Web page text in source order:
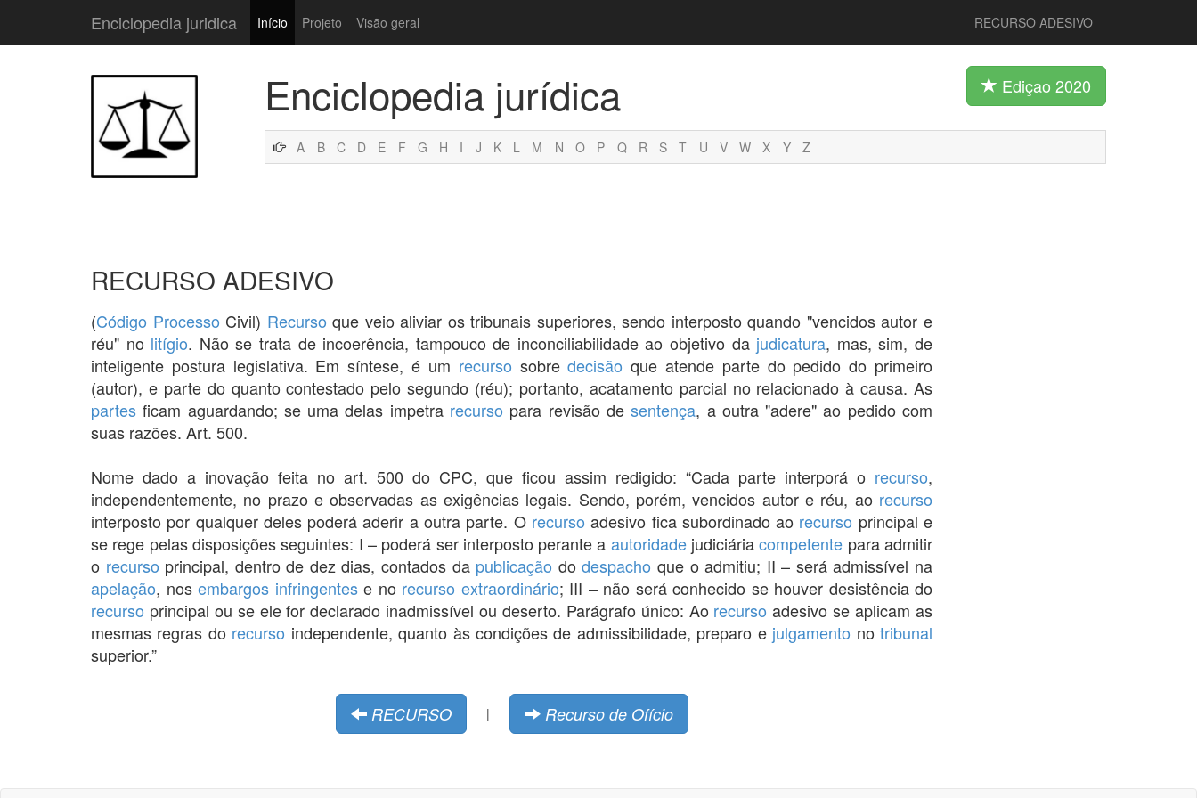
Enciclopedia juridica Início Projeto Visão geral RECURSO ADESIVO
Enciclopedia jurídica Ediçao 2020
A B C D E F G H I J K L M N O P Q R S T U V W X Y Z
RECURSO ADESIVO
(Código Processo Civil) Recurso que veio aliviar os tribunais superiores, sendo interposto quando "vencidos autor e
réu" no litígio. Não se trata de incoerência, tampouco de inconciliabilidade ao objetivo da judicatura, mas, sim, de
inteligente postura legislativa. Em síntese, é um recurso sobredecisão que atende parte do pedido do primeiro
(autor), e parte do quanto contestado pelo segundo (réu); portanto, acatamento parcial no relacionado à causa. As
partes ficam aguardando; se uma delas impetra recurso para revisão desentença, a outra "adere" ao pedido com
suas razões. Art. 500.
Nome dado a inovação feita no art. 500 do CPC, que ficou assim redigido: “Cada parte interporá o recurso,
independentemente, no prazo e observadas as exigências legais. Sendo, porém, vencidos autor e réu, ao recurso
interposto por qualquer deles poderá aderir a outra parte. O recurso adesivo fica subordinado ao recurso principal e
se rege pelas disposições seguintes: I – poderá ser interposto perante a autoridadejudiciáriacompetente para admitir
o recurso principal, dentro de dez dias, contados da publicação dodespacho que o admitiu; II – será admissível na
apelação, nos embargos infringentese no recurso extraordinário; III – não será conhecido se houver desistência do
recurso principal ou se ele for declarado inadmissível ou deserto. Parágrafo único: Ao recurso adesivo se aplicam as
mesmas regras do recurso independente, quanto às condições de admissibilidade, preparo e julgamento notribunal
superior.”
RECURSO | Recurso de Ofício